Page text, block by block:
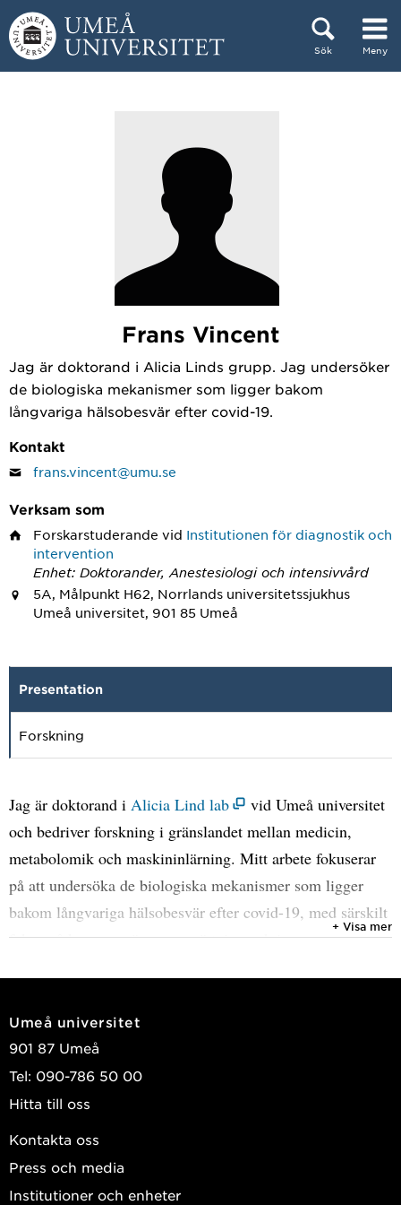
Hoppa direkt till innehållet
Sök Meny
Frans Vincent
Jag är doktorand i Alicia Linds grupp. Jag undersöker
de biologiska mekanismer som ligger bakom
långvariga hälsobesvär efter covid-19.
Kontakt
frans.vincent@umu.se
Verksam som
Forskarstuderande vid Institutionen för diagnostik och
intervention
Enhet: Doktorander, Anestesiologi och intensivvård
5A, Målpunkt H62, Norrlands universitetssjukhus
Umeå universitet, 901 85 Umeå
Presentation
Forskning
Jag är doktorand i Alicia Lind lab
vid Umeå universitet
och bedriver forskning i gränslandet mellan medicin,
metabolomik och maskininlärning. Mitt arbete fokuserar
på att undersöka de biologiska mekanismer som ligger
bakom långvariga hälsobesvär efter covid-19, med särskilt
fokus på kroppens ämnesomsättning och immunrespons.
Genom att analysera stora mängder omics-data i
forskning till att identifiera biomarkörer och mönster som
långsiktiga effekter. Målet är att bidra till mer
individanpassad vård och bättre verktyg för att förutsäga
och hantera framtida hälsoutmaningar.
+ Visa mer
Umeå universitet
901 87 Umeå
Tel: 090-786 50 00
Hitta till oss
Kontakta oss
Press och media
Institutioner och enheter